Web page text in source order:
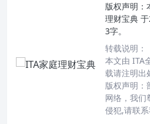
版权声明：
理财宝典
3字。
转载说明：
本文由 ITA
载请注明出
版权声明：
网络，我们
侵犯,请联系